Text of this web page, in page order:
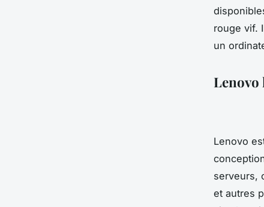
rouge vif.
un
Lenovo
serveurs,
et autres